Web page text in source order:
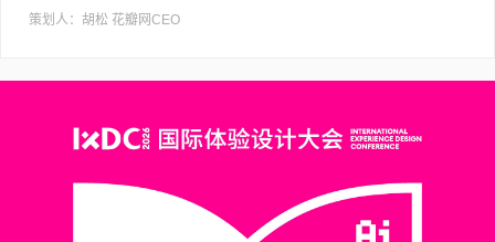
策划人：胡松 花瓣网CEO